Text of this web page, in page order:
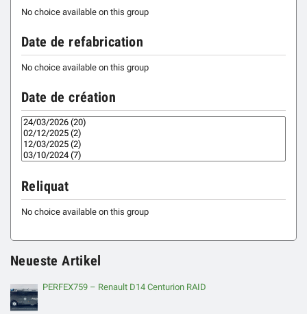
No choice available on this group
Date de refabrication
No choice available on this group
Date de création
Reliquat
No choice available on this group
Neueste Artikel
PERFEX759 – Renault D14 Centurion RAID